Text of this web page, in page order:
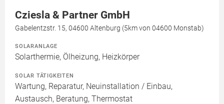
Cziesla & Partner GmbH
Gabelentzstr. 15, 04600 Altenburg (5km von 04600 Monstab)
SOLARANLAGE
Solarthermie, Ölheizung, Heizkörper
SOLAR TÄTIGKEITEN
Wartung, Reparatur, Neuinstallation / Einbau,
Austausch, Beratung, Thermostat